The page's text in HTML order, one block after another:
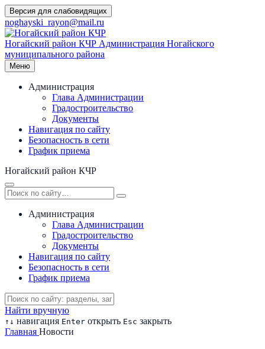
Перейти
к
содержимому
Версия для слабовидящих
noghayski_rayon@mail.ru
Ногайский район КЧР Администрация Ногайского
муниципального района
Меню
Администрация
Глава Администрации
Градостроительство
Документы
Навигация по сайту
Безопасность в сети
График приема
Ногайский район КЧР
Администрация
Глава Администрации
Градостроительство
Документы
Навигация по сайту
Безопасность в сети
График приема
Найти вручную
↑ ↓ навигация Enter открыть Esc закрыть
Главная Новости